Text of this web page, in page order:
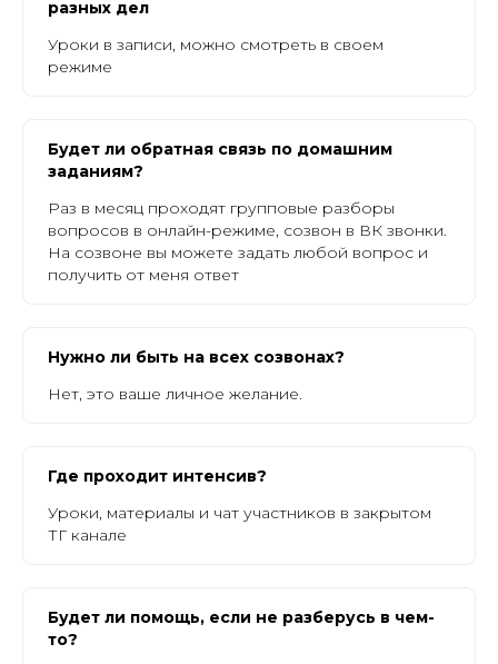
разных дел
Уроки в записи, можно смотреть в своем
режиме
Будет ли обратная связь по домашним
заданиям?
Раз в месяц проходят групповые разборы
вопросов в онлайн-режиме, созвон в ВК звонки.
На созвоне вы можете задать любой вопрос и
получить от меня ответ
Нужно ли быть на всех созвонах?
Нет, это ваше личное желание.
Где проходит интенсив?
Уроки, материалы и чат участников в закрытом
ТГ канале
Будет ли помощь, если не разберусь в чем-
то?